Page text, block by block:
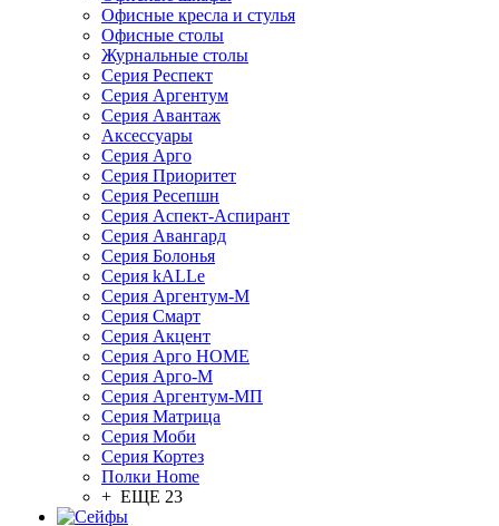
Офисные кресла и стулья
Офисные столы
Журнальные столы
Серия Респект
Серия Аргентум
Серия Авантаж
Аксессуары
Серия Арго
Серия Приоритет
Серия Ресепшн
Серия Аспект-Аспирант
Серия Авангард
Серия Болонья
Серия kALLe
Серия Аргентум-М
Серия Смарт
Серия Акцент
Серия Арго HOME
Серия Арго-М
Серия Аргентум-МП
Серия Матрица
Серия Моби
Серия Кортез
Полки Home
+ ЕЩЕ 23